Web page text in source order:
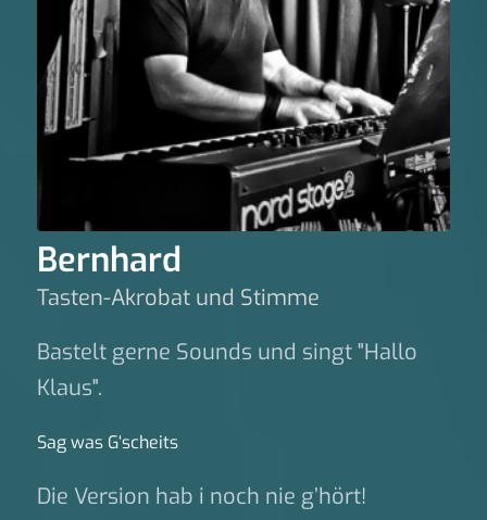
Bernhard
Tasten-Akrobat und Stimme
Bastelt gerne Sounds und singt "Hallo
Klaus".
Sag was G‘scheits
Die Version hab i noch nie g’hört!